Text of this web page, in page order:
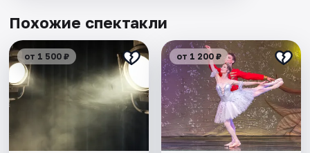
Похожие спектакли
от 1 500 ₽ от 1 200 ₽